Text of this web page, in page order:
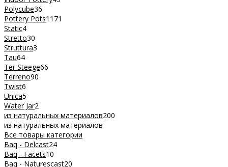
Polycube36
Pottery Pots1171
Static4
Stretto30
Struttura3
Tau64
Ter Steege66
Terreno90
Twist6
Unica5
Water Jar2
из натуральных материалов200
из натуральных материалов
Все товары категории
Baq - Delcast24
Baq - Facets10
Baq - Naturescast20